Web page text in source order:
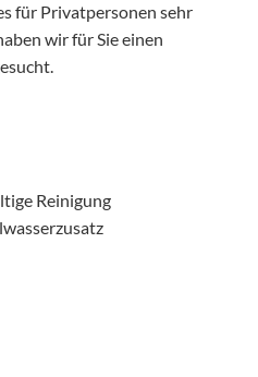
für Privatpersonen sehr
wir für Sie einen
Reinigung